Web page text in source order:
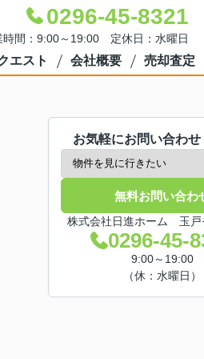
0296-45-8321
時間：9:00～19:00 定休日：水曜日
エスト 会社概要 売却査定
お気軽にお問い合わ
無料お問い合わ
株式会社日進ホーム 玉戸
0296-45-
9:00～19:00
（休：水曜日）